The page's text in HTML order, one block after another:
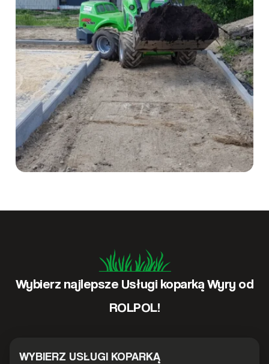
Wybierz najlepsze Usługi koparką Wyry od
ROLPOL!
WYBIERZ USŁUGI KOPARKĄ